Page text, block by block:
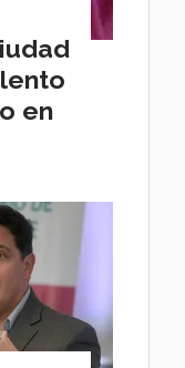
en